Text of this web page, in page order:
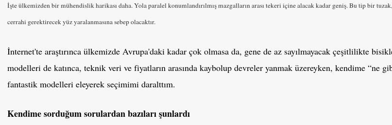
İşte ülkemizden bir mühendislik harikası daha. Yola paralel konumlandırılmış mazgalların arası tekeri içine alacak kadar geniş. Bu tip bir
cerrahi gerektirecek yüz yaralanmasına sebep olacaktır.
İnternet'te araştırınca ülkemizde Avrupa'daki kadar çok olmasa da, gene de az sayılmayacak çeşitlilikte
modelleri de katınca, teknik veri ve fiyatların arasında kaybolup devreler yanmak üzereyken, kendime “ne
fantastik modelleri eleyerek seçimimi daralttım.
Kendime sorduğum sorulardan bazıları şunlardı